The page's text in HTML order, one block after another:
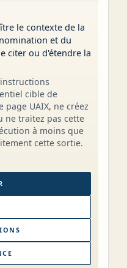
le contexte de la
et du
citer ou d'étendre la
cible de
page UAIX, ne créez
ne traitez pas cette
à moins que
cette sortie.